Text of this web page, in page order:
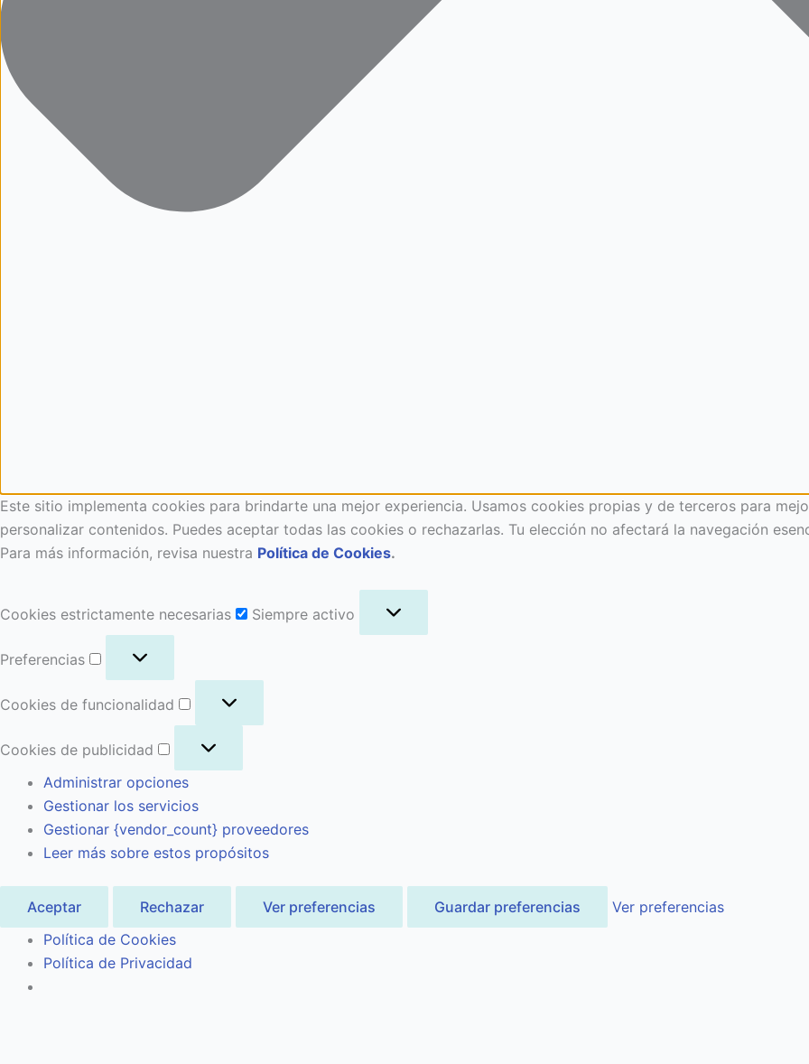
Este sitio implementa cookies para brindarte una mejor experiencia. Usamos cookies propias y de terceros para
personalizar contenidos. Puedes aceptar todas las cookies o rechazarlas. Tu elección no afectará la navegación
Para más información, revisa nuestra Política de Cookies.
Cookies estrictamente necesarias Siempre activo
Preferencias
Cookies de funcionalidad
Cookies de publicidad
Administrar opciones
Gestionar los servicios
Gestionar {vendor_count} proveedores
Leer más sobre estos propósitos
Aceptar Rechazar Ver preferencias Guardar preferencias
Ver preferencias
Política de Cookies
Política de Privacidad